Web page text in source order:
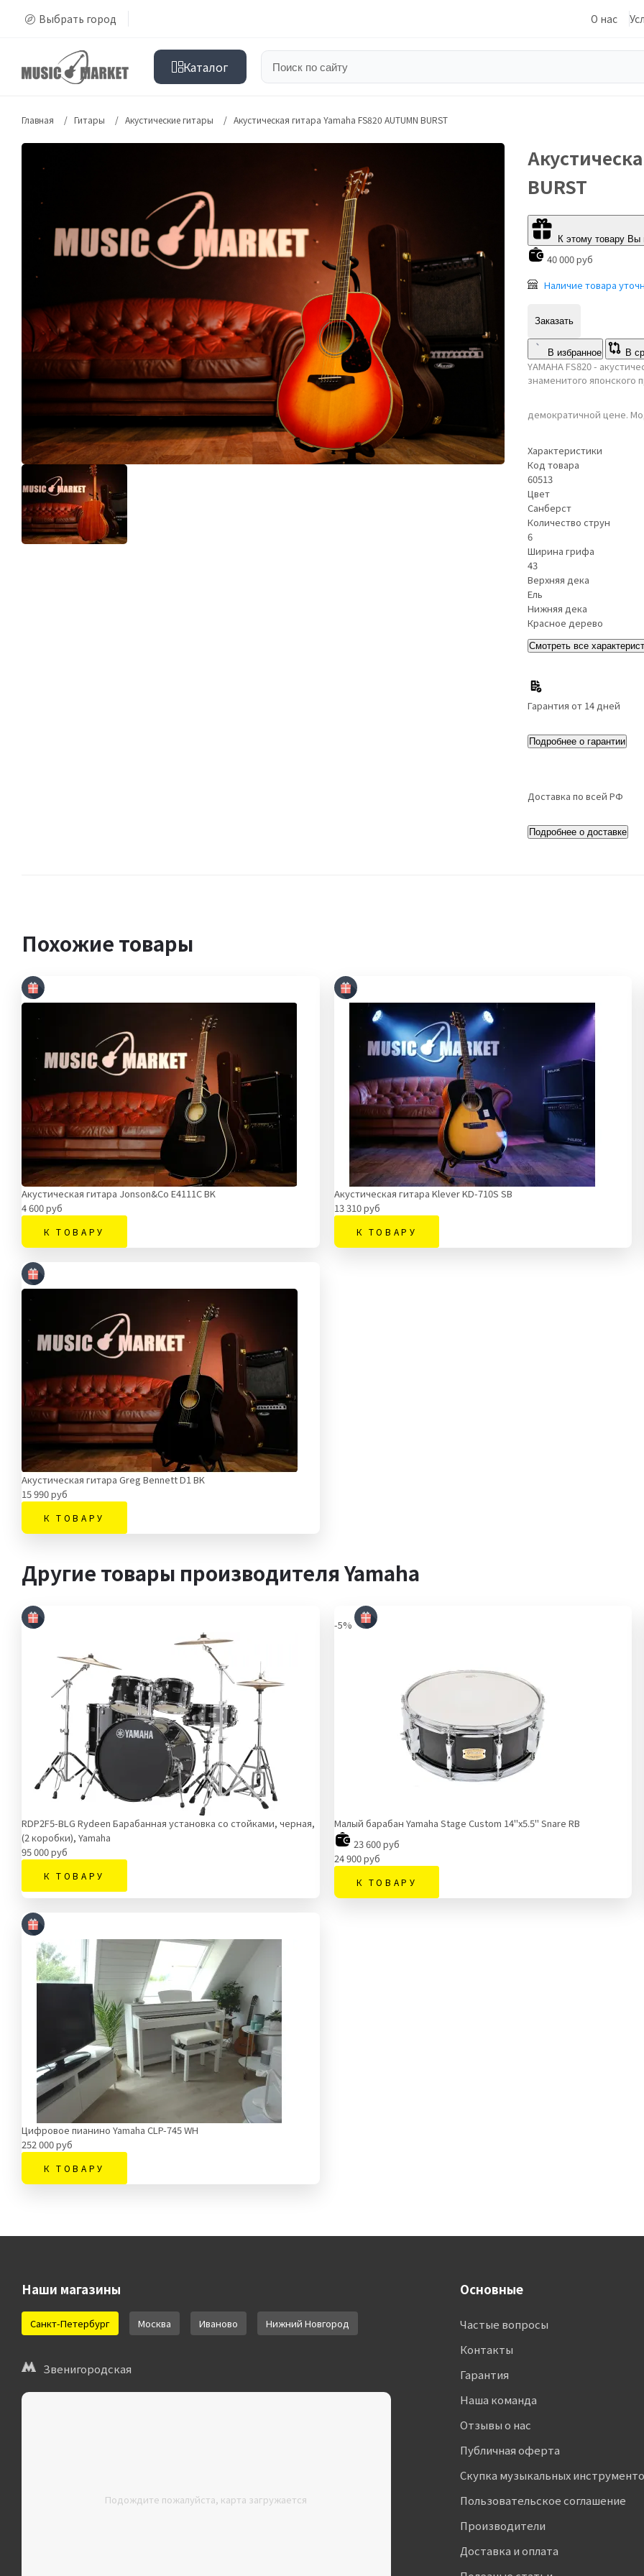
Выбрать город О нас
Каталог
Главная Гитары Акустические гитары Акустическая гитара Yamaha FS820 AUTUMN BURST
BURST
К этому товару Вы
40 000 руб
Наличие товара
Заказать
В избранное В
YAMAHA FS820 -
знаменитого японского
демократичной цене.
Характеристики
Код товара
60513
Цвет
Санберст
Количество струн
6
Ширина грифа
43
Верхняя дека
Ель
Нижняя дека
Красное дерево
Смотреть все
Гарантия от 14 дней
Подробнее о гарантии
Доставка по всей РФ
Подробнее о доставке
Похожие товары
Акустическая гитара Jonson&Co E4111C BK
4 600 руб
К ТОВАРУ
Акустическая гитара Klever KD-710S SB
13 310 руб
К ТОВАРУ
Акустическая гитара Greg Bennett D1 BK
15 990 руб
К ТОВАРУ
Другие товары производителя Yamaha
RDP2F5-BLG Rydeen Барабанная установка со стойками, черная,
(2 коробки), Yamaha
95 000 руб
К ТОВАРУ
-5%
Малый барабан Yamaha Stage Custom 14"x5.5" Snare RB
23 600 руб
24 900 руб
К ТОВАРУ
Цифровое пианино Yamaha CLP-745 WH
252 000 руб
К ТОВАРУ
Наши магазины
Санкт-Петербург Москва Иваново Нижний Новгород
Звенигородская
Подождите пожалуйста, карта загружается
Основные
Частые вопросы
Контакты
Гарантия
Наша команда
Отзывы о нас
Публичная оферта
Скупка музыкальных
Пользовательское соглашение
Производители
Доставка и оплата